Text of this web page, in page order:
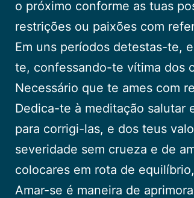
o próximo conforme as tuas
restrições ou paixões com
Em uns períodos detestas-te,
te, confessando-te vítima dos
Necessário que te ames com
Dedica-te à meditação salutar
para corrigi-las, e dos teus
severidade sem crueza e de
colocares em rota de
Amar-se é maneira de